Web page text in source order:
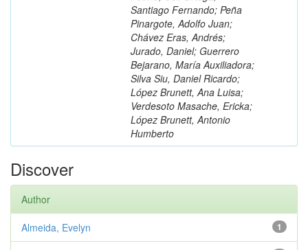
Santiago Fernando; Peña
Pinargote, Adolfo Juan;
Chávez Eras, Andrés;
Jurado, Daniel; Guerrero
Bejarano, María Auxiliadora;
Silva Siu, Daniel Ricardo;
López Brunett, Ana Luisa;
Verdesoto Masache, Ericka;
López Brunett, Antonio
Humberto
Discover
Author
1
Almeida, Evelyn